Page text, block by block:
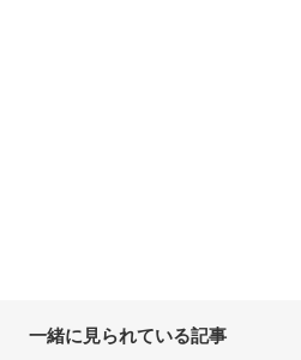
一緒に見られている記事